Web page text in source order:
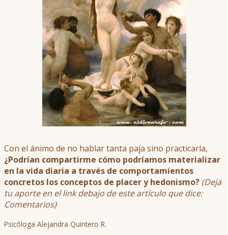
Con el ánimo de no hablar tanta paja sino practicarla,
¿Podrían compartirme cómo podríamos materializar
en la vida diaria a través de comportamientos
concretos los conceptos de placer y hedonismo? (Deja
tu aporte en el link debajo de este artículo que dice:
Comentarios)
Psicóloga Alejandra Quintero R.